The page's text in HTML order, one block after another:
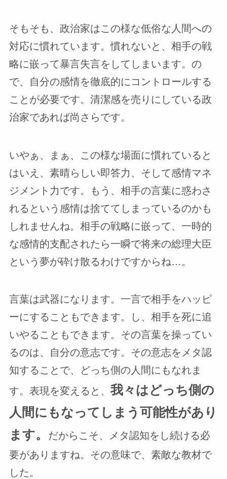
そもそも、政治家はこの様な低俗な人間への
対応に慣れています。慣れないと、相手の戦
略に嵌って暴言失言をしてしまいます。の
で、自分の感情を徹底的にコントロールする
ことが必要です。清潔感を売りにしている政
治家であれば尚さらです。
いやぁ、まぁ、この様な場面に慣れていると
はいえ、素晴らしい即答力、そして感情マネ
ジメント力です。もう、相手の言葉に惑わさ
れるという感情は捨ててしまっているのかも
しれませんね。相手の戦略に嵌って、一時的
な感情的支配されたら一瞬で将来の総理大臣
という夢が砕け散るわけですからね…。
言葉は武器になります。一言で相手をハッピ
ーにすることもできます。し、相手を死に追
いやることもできます。その言葉を操ってい
るのは、自分の意志です。その意志をメタ認
知することで、どっち側の人間にもなれま
す。表現を変えると、 我々はどっち側の
人間にもなってしまう可能性があり
ます。
だからこそ、メタ認知をし続ける必
要がありますね。その意味で、素敵な教材で
した。